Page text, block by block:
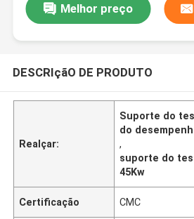
Melhor preço
DESCRIçãO DE PRODUTO
Realçar:
Suporte do
do
,
suporte do
45Kw
Certificação CMC